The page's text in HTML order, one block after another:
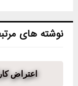
نوشته های
اعتراض